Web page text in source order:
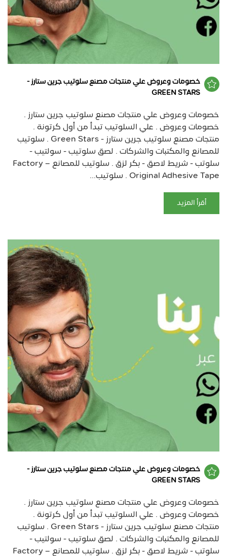
خصومات وعروض علي منتجات مصنع سلوتيب جرين ستارز -
GREEN STARS
خصومات وعروض علي منتجات مصنع سلوتيب جرين ستارز .
خصومات وعروض . علي السلوتيب تبدأ من أول كرتونة .
منتجات مصنع سلوتيب جرين ستارز - Green Stars . سلوتيب
للمصانع والمكتبات والشركات . لصق سلوتيب - سولتيب -
سلوتب - شريط لاصق - بكر لزق . سلوتيب للمصانع – Factory
Original Adhesive Tape . سلوتيب...
أقرأ المزيد
خصومات وعروض علي منتجات مصنع سلوتيب جرين ستارز -
GREEN STARS
خصومات وعروض علي منتجات مصنع سلوتيب جرين ستارز .
خصومات وعروض . علي السلوتيب تبدأ من أول كرتونة .
منتجات مصنع سلوتيب جرين ستارز - Green Stars . سلوتيب
للمصانع والمكتبات والشركات . لصق سلوتيب - سولتيب -
سلوتب - شريط لاصق - بكر لزق . سلوتيب للمصانع – Factory